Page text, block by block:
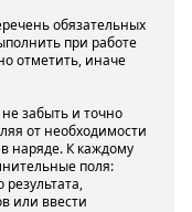
обязательных
при работе
отметить, иначе
забыть и точно
от необходимости
наряде. К каждому
поля:
или ввести